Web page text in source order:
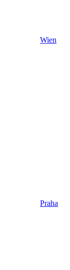
Wien
Praha